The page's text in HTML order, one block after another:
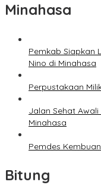
Minahasa
Pemkab Siapkan
Nino di Minahasa
Perpustakaan
Jalan Sehat Awali
Minahasa
Pemdes
Bitung